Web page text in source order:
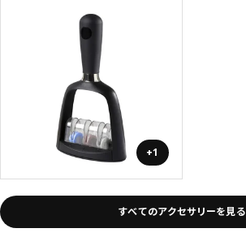
+1
すべてのアクセサリーを見る